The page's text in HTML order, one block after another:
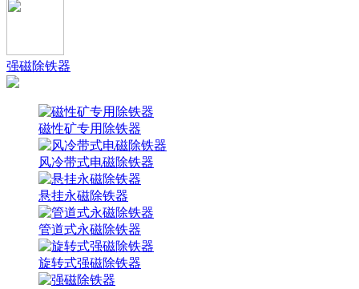
强磁除铁器
磁性矿专用除铁器
风冷带式电磁除铁器
悬挂永磁除铁器
管道式永磁除铁器
旋转式强磁除铁器